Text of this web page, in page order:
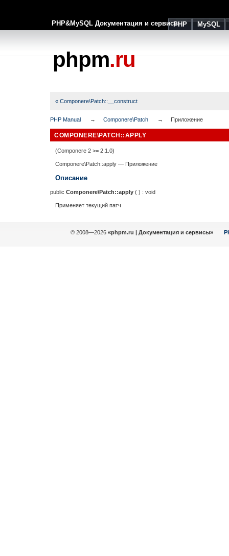
PHP&MySQL Документация и сервисыPHP MySQL
phpm.ru
« Componere\Patch::__construct
PHP Manual Componere\Patch Приложение
COMPONERE\PATCH::APPLY
(Componere 2 >= 2.1.0)
Componere\Patch::apply — Приложение
Описание
public Componere\Patch::apply ( ) : void
Применяет текущий патч
© 2008—2026 «phpm.ru | Документация и сервисы»